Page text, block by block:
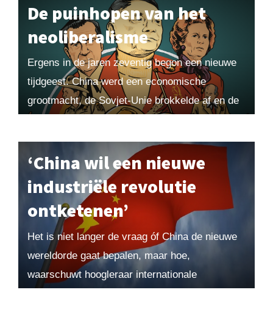
De puinhopen van het
neoliberalisme
Ergens in de jaren zeventig begon een nieuwe
tijdgeest. China werd een economische
grootmacht, de Sovjet-Unie brokkelde af en de
‘China wil een nieuwe
industriële revolutie
ontketenen’
Het is niet langer de vraag óf China de nieuwe
wereldorde gaat bepalen, maar hoe,
waarschuwt hoogleraar internationale